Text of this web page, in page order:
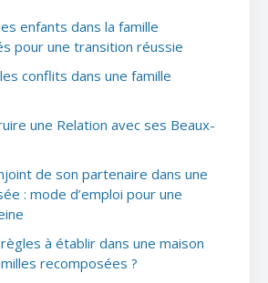
enfants dans la famille
pour une transition réussie
conflits dans une famille
une Relation avec ses Beaux-
de son partenaire dans une
: mode d’emploi pour une
à établir dans une maison
recomposées ?